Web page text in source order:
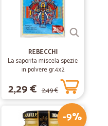
REBECCHI
La saporita miscela spezie
in polvere gr.4x2
2,29 € 2,49 €
-9%